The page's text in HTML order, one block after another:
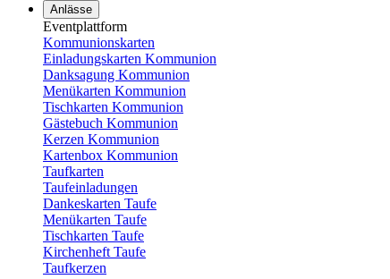
Anlässe
Eventplattform
Kommunionskarten
Einladungskarten Kommunion
Danksagung Kommunion
Menükarten Kommunion
Tischkarten Kommunion
Gästebuch Kommunion
Kerzen Kommunion
Kartenbox Kommunion
Taufkarten
Taufeinladungen
Dankeskarten Taufe
Menükarten Taufe
Tischkarten Taufe
Kirchenheft Taufe
Taufkerzen